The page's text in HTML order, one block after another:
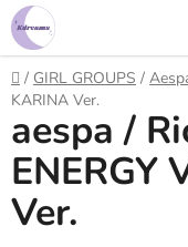
Prejsť
na
obsah
Domov
/ GIRL GROUPS /
KARINA Ver.
aespa /
ENERGY
Ver.